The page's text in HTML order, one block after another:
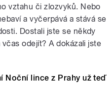
vztahu či zlozvyků. Nebo
a vyčerpává a stává se
Dostali jste se někdy
odejít? A dokázali jste
Noční lince z Prahy už teď